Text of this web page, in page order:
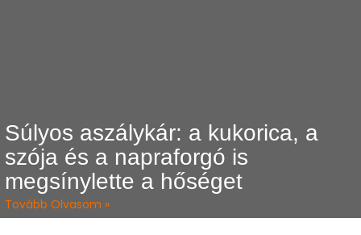
Súlyos aszálykár: a kukorica, a
szója és a napraforgó is
megsínylette a hőséget
Tovább Olvasom »